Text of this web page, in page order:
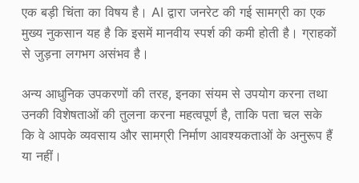
एक बड़ी चिंता का विषय है। AI द्वारा जनरेट की गई सामग्री का एक
मुख्य नुकसान यह है कि इसमें मानवीय स्पर्श की कमी होती है। ग्राहकों
से जुड़ना लगभग असंभव है।
अन्य आधुनिक उपकरणों की तरह, इनका संयम से उपयोग करना तथा
उनकी विशेषताओं की तुलना करना महत्वपूर्ण है, ताकि पता चल सके
कि वे आपके व्यवसाय और सामग्री निर्माण आवश्यकताओं के अनुरूप हैं
या नहीं।